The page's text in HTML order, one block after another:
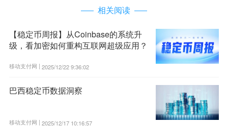
相关阅读
【稳定币周报】从Coinbase的系统升
级，看加密如何重构互联网超级应用？
移动支付网 | 2025/12/22 9:36:02
巴西稳定币数据洞察
移动支付网 | 2025/12/17 10:16:57